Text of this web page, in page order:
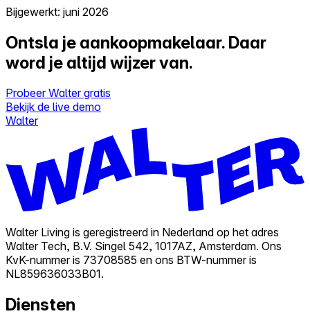
Bijgewerkt: juni 2026
Ontsla je aankoopmakelaar. Daar
word je altijd wijzer van.
Probeer Walter gratis
Bekijk de live demo
Walter
Walter Living is geregistreerd in Nederland op het adres
Walter Tech, B.V. Singel 542, 1017AZ, Amsterdam. Ons
KvK-nummer is 73708585 en ons BTW-nummer is
NL859636033B01.
Diensten